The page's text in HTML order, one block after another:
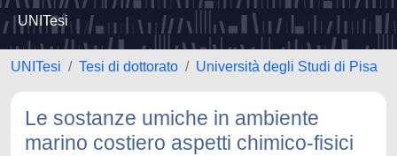
UNITesi
UNITesi Tesi di dottorato Università degli Studi di Pisa
Le sostanze umiche in ambiente
marino costiero aspetti chimico-fisici